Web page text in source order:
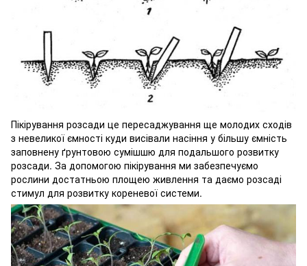
Пікірування розсади це пересаджування ще молодих сходів
з невеликої ємності куди висівали насіння у більшу ємність
заповнену ґрунтовою сумішшю для подальшого розвитку
розсади. За допомогою пікірування ми забезпечуємо
рослини достатньою площею живлення та даємо розсаді
стимул для розвитку кореневої системи.